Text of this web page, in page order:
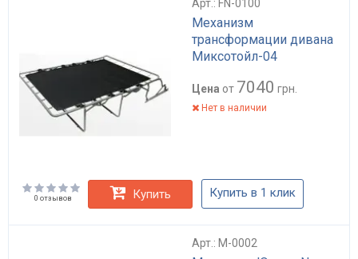
Арт.: FN-0100
Механизм
трансформации дивана
Миксотойл-04
Цена от 7040 грн.
Нет в наличии
0 отзывов Купить Купить в 1 клик
Арт.: M-0002